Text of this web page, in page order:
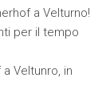
a Velturno!
per il tempo
Veltunro, in